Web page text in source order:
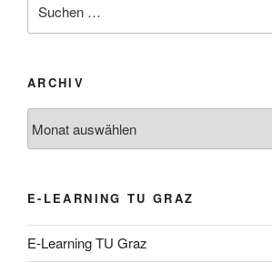
nach:
ARCHIV
E-LEARNING TU GRAZ
E-Learning TU Graz